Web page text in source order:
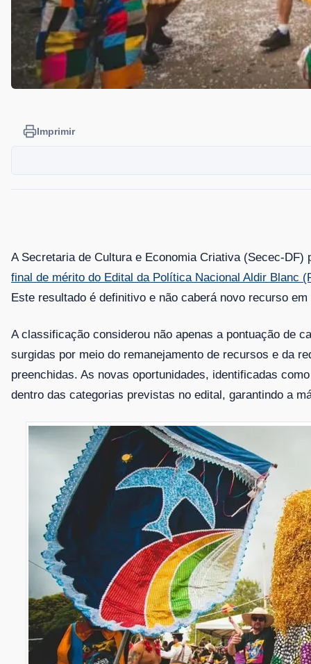
Imprimir
A Secretaria de Cultura e Economia Criativa (Secec-DF)
final de mérito do Edital da Política Nacional Aldir Blanc
Este resultado é definitivo e não caberá novo recurso
A classificação considerou não apenas a pontuação de
surgidas por meio do remanejamento de recursos e da
preenchidas. As novas oportunidades, identificadas
dentro das categorias previstas no edital, garantindo a